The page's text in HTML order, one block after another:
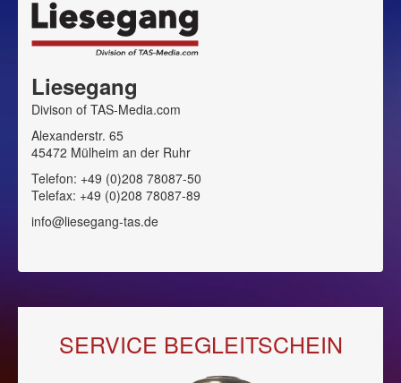
Liesegang
Divison of TAS-Media.com
Alexanderstr. 65
45472 Mülheim an der Ruhr
Telefon: +49 (0)208 78087-50
Telefax: +49 (0)208 78087-89
info@liesegang-tas.de
SERVICE BEGLEITSCHEIN